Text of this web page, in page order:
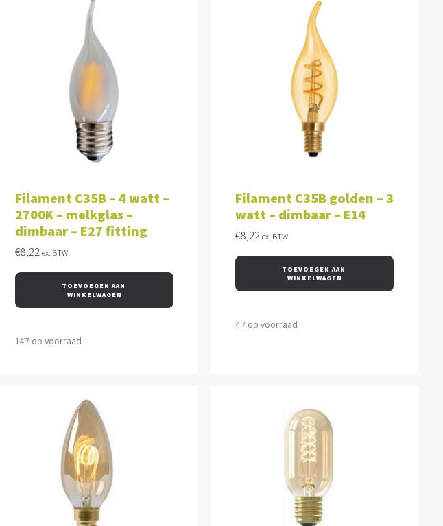
Filament C35B – 4 watt –
2700K – melkglas –
dimbaar – E27 fitting
€8,22 ex. BTW
TOEVOEGEN AAN
WINKELWAGEN
147 op voorraad
Filament C35B golden – 3
watt – dimbaar – E14
€8,22 ex. BTW
TOEVOEGEN AAN
WINKELWAGEN
47 op voorraad